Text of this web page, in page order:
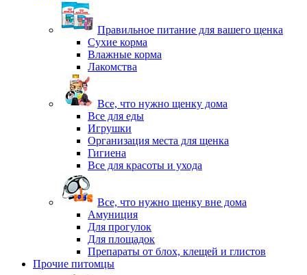
Правильное питание для вашего щенка
Сухие корма
Влажные корма
Лакомства
Все, что нужно щенку дома
Все для еды
Игрушки
Организация места для щенка
Гигиена
Все для красоты и ухода
Все, что нужно щенку вне дома
Амуниция
Для прогулок
Для площадок
Препараты от блох, клещей и глистов
Прочие питомцы